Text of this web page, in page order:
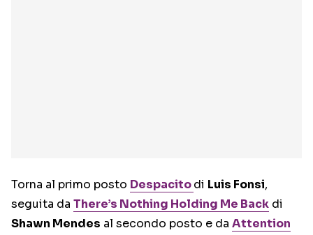
Torna al primo posto Despacitodi Luis Fonsi,
seguita da There’s Nothing Holding Me Back di
Shawn Mendes al secondo posto e da Attention